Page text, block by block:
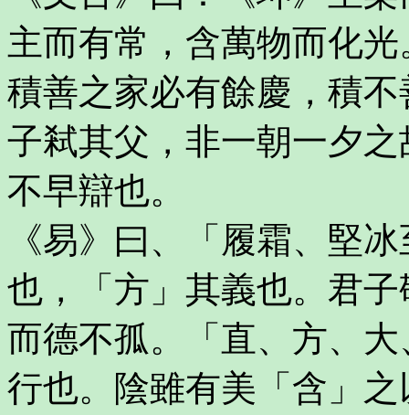
主而有常，含萬物而化
積善之家必有餘慶，積
子弒其父，非一朝一夕
不早辯也。
《易》曰、「履霜、堅
也，「方」其義也。君
而德不孤。「直、方、
行也。陰雖有美「含」